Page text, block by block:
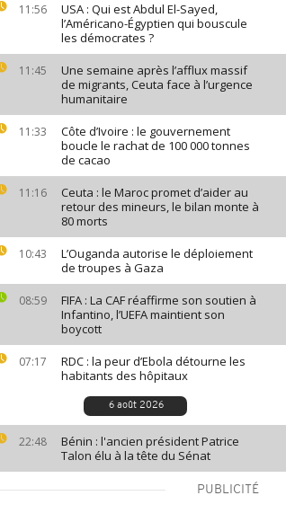
11:56
USA : Qui est Abdul El-Sayed,
l’Américano-Égyptien qui bouscule
les démocrates ?
11:45
Une semaine après l’afflux massif
de migrants, Ceuta face à l’urgence
humanitaire
11:33
Côte d’Ivoire : le gouvernement
boucle le rachat de 100 000 tonnes
de cacao
11:16
Ceuta : le Maroc promet d’aider au
retour des mineurs, le bilan monte à
80 morts
10:43
L’Ouganda autorise le déploiement
de troupes à Gaza
08:59
FIFA : La CAF réaffirme son soutien à
Infantino, l’UEFA maintient son
boycott
07:17
RDC : la peur d’Ebola détourne les
habitants des hôpitaux
6 août 2026
22:48
Bénin : l'ancien président Patrice
Talon élu à la tête du Sénat
PUBLICITÉ